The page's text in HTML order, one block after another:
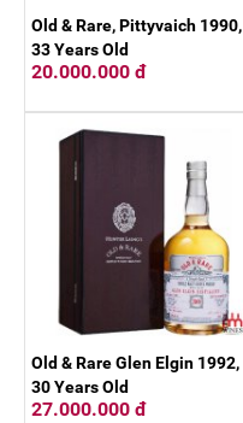
Old & Rare, Pittyvaich 1990,
33 Years Old
20.000.000 đ
Old & Rare Glen Elgin 1992,
30 Years Old
27.000.000 đ